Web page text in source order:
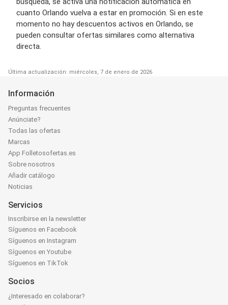
cuanto Orlando vuelva a estar en promoción. Si en este
momento no hay descuentos activos en Orlando, se
pueden consultar ofertas similares como alternativa
directa.
Última actualización: miércoles, 7 de enero de 2026
Información
Preguntas frecuentes
Anúnciate?
Todas las ofertas
Marcas
App Folletosofertas.es
Sobre nosotros
Añadir catálogo
Noticias
Servicios
Inscribirse en la newsletter
Síguenos en Facebook
Síguenos en Instagram
Síguenos en Youtube
Síguenos en TikTok
Socios
¿Interesado en colaborar?